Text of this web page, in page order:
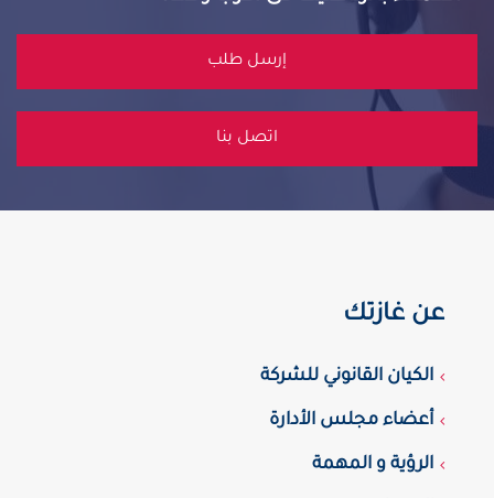
إرسل طلب
اتصل بنا
عن غازتك
الكيان القانوني للشركة
أعضاء مجلس الأدارة
الرؤية و المهمة